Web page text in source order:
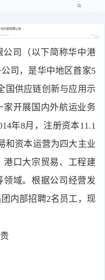
内部招聘公告
03-31
司（以下简称华中港
司，是华中地区首家5
国供应链创新与应用示
开展国内外航运业务
年8月，注册资本11.1
和资本运营为四大主业
口大宗贸易、工程建
域。根据公司经营发
内部招聘2名员工，现